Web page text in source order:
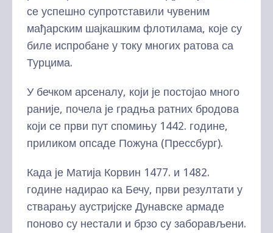
се успешно супротставили чувеним
мађарским шајкашким флотилама, које су
биле испробане у току многих ратова са
Турцима.
У бечком арсеналу, који је постојао много
раније, почела је градња ратних бродова
који се први пут спомињу 1442. године,
приликом опсаде Пожуна (Прессбург).
Када је Матија Корвин 1477. и 1482.
године надирао ка Бечу, први резултати у
стварању аустријске Дунавске армаде
поново су нестали и брзо су заборављени.